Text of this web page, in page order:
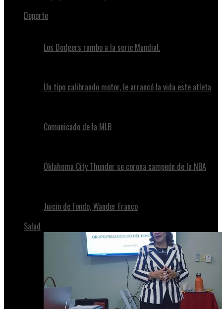
Deporte
Los Dodgers rumbo a la serie Mundial.
Un tipo calibrando motor, le arrancó la vida este atleta
Comunicado de la MLB
Oklahoma City Thunder se corona campeón de la NBA
Juicio de Fondo, Wander Franco
Salud